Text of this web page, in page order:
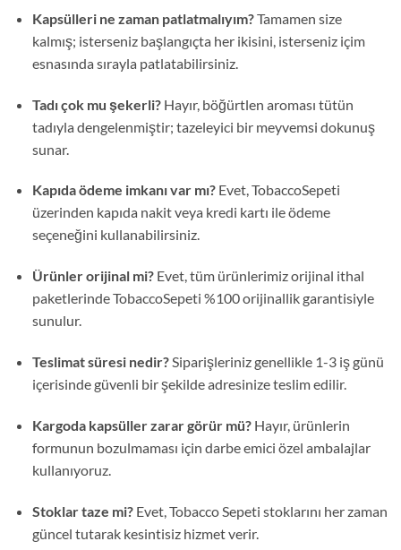
Kapsülleri ne zaman patlatmalıyım?Tamamen size
kalmış; isterseniz başlangıçta her ikisini, isterseniz içim
esnasında sırayla patlatabilirsiniz.
Tadı çok mu şekerli?Hayır, böğürtlen aroması tütün
tadıyla dengelenmiştir; tazeleyici bir meyvemsi dokunuş
sunar.
Kapıda ödeme imkanı var mı?Evet, TobaccoSepeti
üzerinden kapıda nakit veya kredi kartı ile ödeme
seçeneğini kullanabilirsiniz.
Ürünler orijinal mi?Evet, tüm ürünlerimiz orijinal ithal
paketlerinde TobaccoSepeti %100 orijinallik garantisiyle
sunulur.
Teslimat süresi nedir?Siparişleriniz genellikle 1-3 iş günü
içerisinde güvenli bir şekilde adresinize teslim edilir.
Kargoda kapsüller zarar görür mü?Hayır, ürünlerin
formunun bozulmaması için darbe emici özel ambalajlar
kullanıyoruz.
Stoklar taze mi?Evet, Tobacco Sepeti stoklarını her zaman
güncel tutarak kesintisiz hizmet verir.